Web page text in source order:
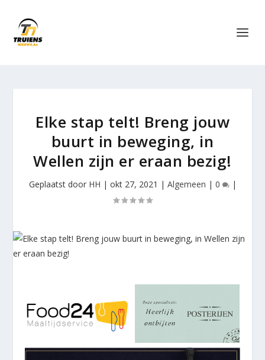
Elke stap telt! Breng jouw
buurt in beweging, in
Wellen zijn er eraan bezig!
Geplaatst door HH | okt 27, 2021 | Algemeen | 0 |